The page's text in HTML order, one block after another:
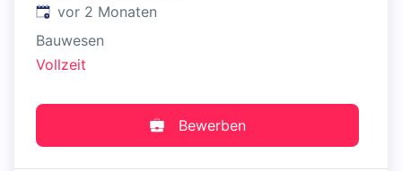
Veröffentlicht:
vor 2 Monaten
Bauwesen
Vollzeit
Bewerben